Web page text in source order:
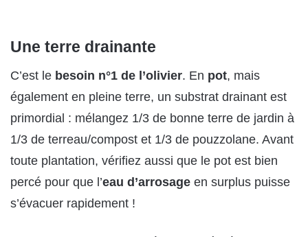
Une terre drainante
C’est le besoin n°1 de l’olivier. En pot, mais
également en pleine terre, un substrat drainant est
primordial : mélangez 1/3 de bonne terre de jardin à
1/3 de terreau/compost et 1/3 de pouzzolane. Avant
toute plantation, vérifiez aussi que le pot est bien
percé pour que l’eau d’arrosage en surplus puisse
s’évacuer rapidement !